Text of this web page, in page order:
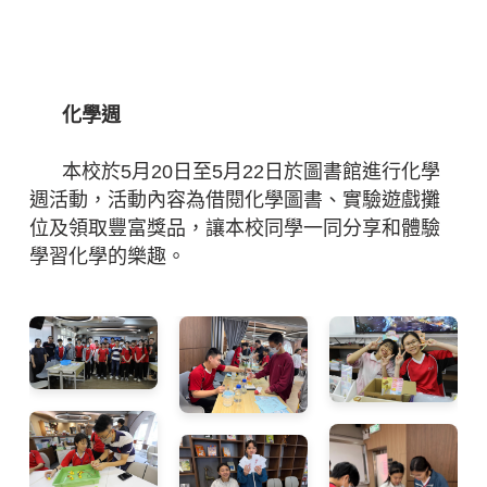
化學週
本校於5月20日至5月22日於圖書館進行化學
週活動，活動內容為借閱化學圖書、實驗遊戲攤
位及領取豐富獎品，讓本校同學一同分享和體驗
學習化學的樂趣。